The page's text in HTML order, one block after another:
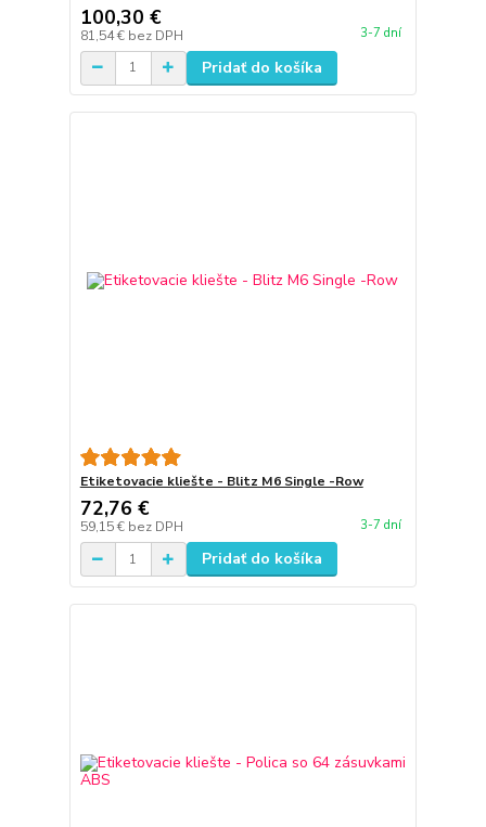
100,30 €
81,54 € bez DPH 3-7 dní
Pridať do košíka
Etiketovacie kliešte - Blitz M6 Single -Row
72,76 €
59,15 € bez DPH 3-7 dní
Pridať do košíka